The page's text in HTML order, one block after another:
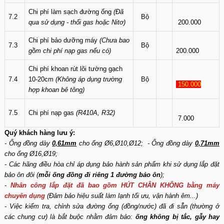
7.2
Chi phí làm sạch đường ống (Đã
qua sử dụng - thổi gas hoặc Nitơ)
Bộ
200.000
7.3
Chi phí bảo dưỡng máy (Chưa bao
gồm chi phí nạp gas nếu có)
Bộ
200.000
7.4
Chi phí khoan rút lõi tường gạch
10-20cm (Không áp dụng trường
hợp khoan bê tông)
Bộ
150.000
7.5 Chi phí nạp gas (R410A, R32)
7.000
Quý khách hàng lưu ý:
- Ống đồng dày0,61mm cho ống Ø6,Ø10,Ø12; - Ống đồng dày0,71mm
cho ống Ø16,Ø19;
- Các hãng điều hòa chỉ áp dụng bảo hành sản phẩm khi sử dụng lắp đặt
bảo ôn đôi (mỗi ống đồng đi riêng 1 đường bảo ôn);
- Nhân công lắp đặt đã bao gồm HÚT CHÂN KHÔNG bằng máy
chuyên dụng (Đảm bảo hiệu suất làm lạnh tối ưu, vận hành êm...)
- Việc kiểm tra, chỉnh sửa đường ống (đồng/nước) đã đi sẵn (thường ở
các chung cư) là bắt buộc nhằm đảm bảo: ống không bị tắc, gẫy hay